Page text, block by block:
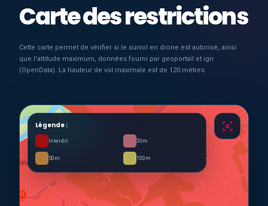
Carte des restrictions
Cette carte permet de vérifier si le survol en drone est autorisé, ainsi
que l'altitude maximum, données fourni par geoportail et ign
(OpenData). La hauteur de vol maximale est de 120 mètres
Légende :
Interdit 30m
50m 100m